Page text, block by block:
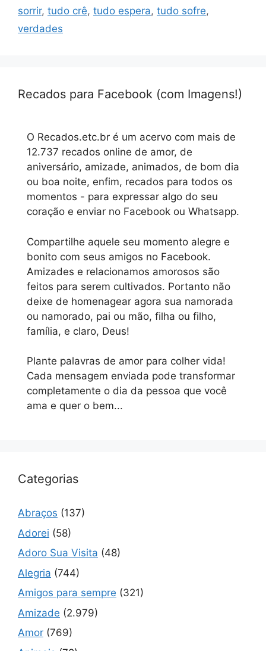
sorrir, tudo crê, tudo espera, tudo sofre,
verdades
Recados para Facebook (com Imagens!)
O Recados.etc.br é um acervo com mais de
12.737 recados online de amor, de
aniversário, amizade, animados, de bom dia
ou boa noite, enfim, recados para todos os
momentos - para expressar algo do seu
coração e enviar no Facebook ou Whatsapp.
Compartilhe aquele seu momento alegre e
bonito com seus amigos no Facebook.
Amizades e relacionamos amorosos são
feitos para serem cultivados. Portanto não
deixe de homenagear agora sua namorada
ou namorado, pai ou mão, filha ou filho,
família, e claro, Deus!
Plante palavras de amor para colher vida!
Cada mensagem enviada pode transformar
completamente o dia da pessoa que você
ama e quer o bem...
Categorias
Abraços (137)
Adorei (58)
Adoro Sua Visita (48)
Alegria (744)
Amigos para sempre (321)
Amizade (2.979)
Amor (769)